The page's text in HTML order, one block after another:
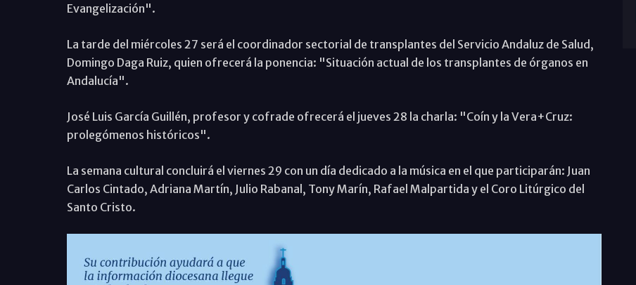
Evangelización".
La tarde del miércoles 27 será el coordinador sectorial de transplantes del Servicio Andaluz de Salud,
Domingo Daga Ruiz, quien ofrecerá la ponencia: "Situación actual de los transplantes de órganos en
Andalucía".
José Luis García Guillén, profesor y cofrade ofrecerá el jueves 28 la charla: "Coín y la Vera+Cruz:
prolegómenos históricos".
La semana cultural concluirá el viernes 29 con un día dedicado a la música en el que participarán: Juan
Carlos Cintado, Adriana Martín, Julio Rabanal, Tony Marín, Rafael Malpartida y el Coro Litúrgico del
Santo Cristo.